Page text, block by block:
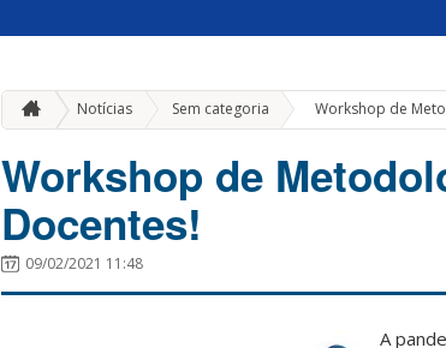
Notícias Sem categoria » Workshop de
Workshop de
Docentes!
09/02/2021 11:48
A